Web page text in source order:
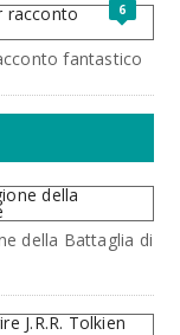
6
fantastico
della Battaglia di